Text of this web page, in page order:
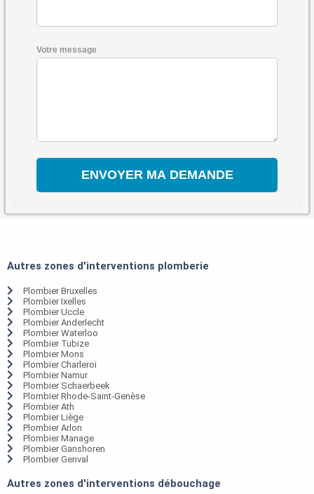
Votre message
Autres zones d'interventions plomberie
Plombier Bruxelles
Plombier Ixelles
Plombier Uccle
Plombier Anderlecht
Plombier Waterloo
Plombier Tubize
Plombier Mons
Plombier Charleroi
Plombier Namur
Plombier Schaerbeek
Plombier Rhode-Saint-Genèse
Plombier Ath
Plombier Liège
Plombier Arlon
Plombier Manage
Plombier Ganshoren
Plombier Genval
Autres zones d'interventions débouchage